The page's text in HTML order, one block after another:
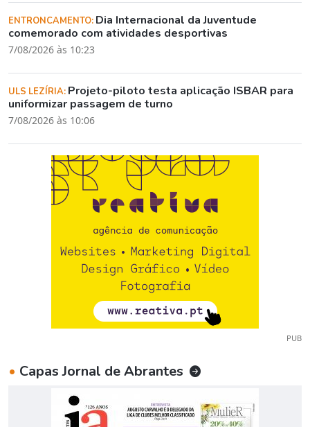
ENTRONCAMENTO: Dia Internacional da Juventude
comemorado com atividades desportivas
7/08/2026 às 10:23
ULS LEZÍRIA: Projeto-piloto testa aplicação ISBAR para
uniformizar passagem de turno
7/08/2026 às 10:06
PUB
• Capas Jornal de Abrantes